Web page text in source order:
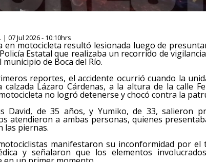
07 Jul 2026 - 10:10hrs
en motocicleta resultó lesionada luego de
Estatal que realizaba un recorrido de
de Boca del Río.
reportes, el accidente ocurrió cuando la
calzada Lázaro Cárdenas, a la altura de la calle
no logró detenerse y chocó contra la
David, de 35 años, y Yumiko, de 33, salieron
atendieron a ambas personas, quienes
las piernas.
manifestaron su inconformidad por el
y señalaron que los elementos